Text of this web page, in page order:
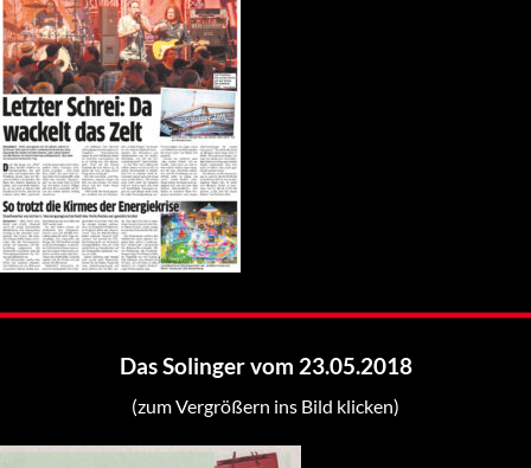
Das Solinger vom 23.05.2018
(zum Vergrößern ins Bild klicken)